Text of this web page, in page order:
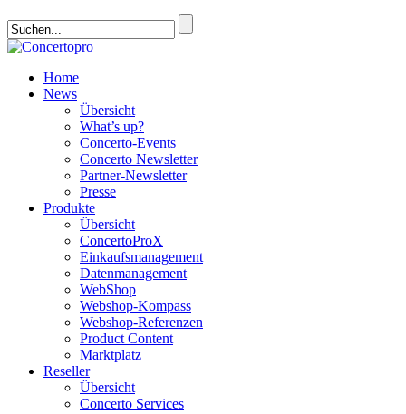
Home
News
Übersicht
What’s up?
Concerto-Events
Concerto Newsletter
Partner-Newsletter
Presse
Produkte
Übersicht
ConcertoProX
Einkaufsmanagement
Datenmanagement
WebShop
Webshop-Kompass
Webshop-Referenzen
Product Content
Marktplatz
Reseller
Übersicht
Concerto Services